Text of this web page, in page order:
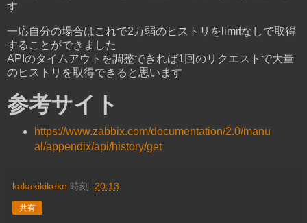
す
一応自分の場合はこれで2万弱のヒストリをlimitなしで取得
することができました
APIのタイムアウトを調整できれば1回のリクエストで大量
のヒストリを取得できると思います
参考サイト
https://www.zabbix.com/documentation/2.0/manu
al/appendix/api/history/get
kakakikikeke 時刻: 20:13
共有